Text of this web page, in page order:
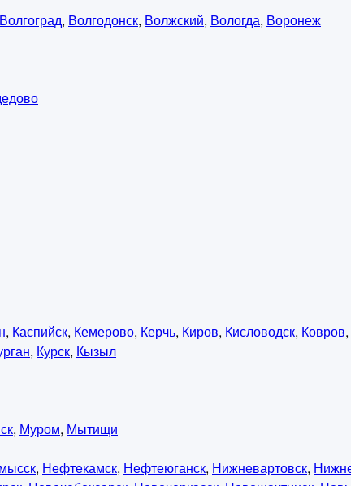
Волгоград, Волгодонск, Волжский, Вологда, Воронеж
, Каспийск, Кемерово, Керчь, Киров, Кисловодск, Ковров,
, Курск, Кызыл
, Муром, Мытищи
, Нефтекамск, Нефтеюганск, Нижневартовск,